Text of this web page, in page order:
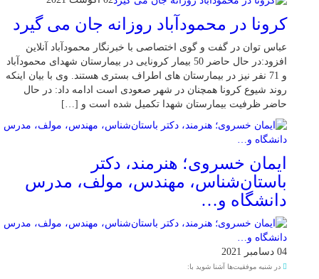
کرونا در محمودآباد روزانه جان می گیرد
عباس توان در گفت و گوی اختصاصی با خبرنگار محمودآباد آنلاین
افزود:در حال حاضر 50 بیمار کرونایی در بیمارستان شهدای محمودآباد
و 71 نفر نیز در بیمارستان های اطراف بستری هستند. وی با بیان اینکه
روند شیوع کرونا همچنان در شهر صعودی است ادامه داد: در حال
حاضر ظرفیت بیمارستان شهدا تکمیل شده است و […]
ایمان خسروی؛ هنرمند، دکتر
باستان‌شناس، مهندس، مولف، مدرس
دانشگاه و…
04 دسامبر 2021
در شنبه موفقیت‌ها آشنا شوید با: